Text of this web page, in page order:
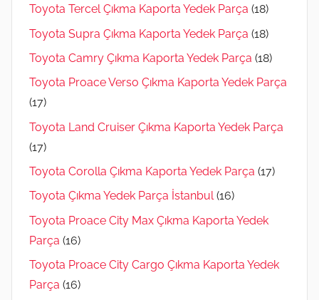
Toyota Tercel Çıkma Kaporta Yedek Parça (18)
Toyota Supra Çıkma Kaporta Yedek Parça (18)
Toyota Camry Çıkma Kaporta Yedek Parça (18)
Toyota Proace Verso Çıkma Kaporta Yedek Parça
(17)
Toyota Land Cruiser Çıkma Kaporta Yedek Parça
(17)
Toyota Corolla Çıkma Kaporta Yedek Parça (17)
Toyota Çıkma Yedek Parça İstanbul (16)
Toyota Proace City Max Çıkma Kaporta Yedek
Parça (16)
Toyota Proace City Cargo Çıkma Kaporta Yedek
Parça (16)